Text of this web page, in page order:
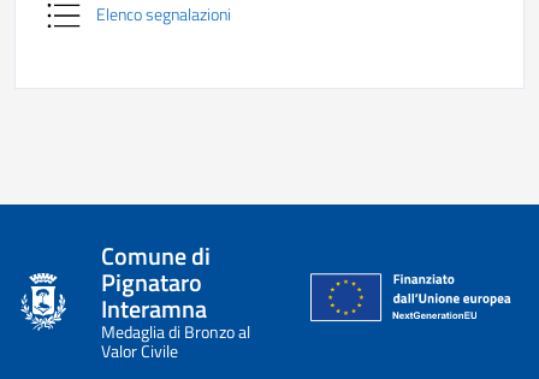
Elenco segnalazioni
Comune di
Pignataro
Interamna
Medaglia di Bronzo al
Valor Civile